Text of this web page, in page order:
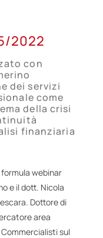
2022
con
dei servizi
come
della crisi
finanziaria
webinar
e il dott. Nicola
Dottore di
area
sul